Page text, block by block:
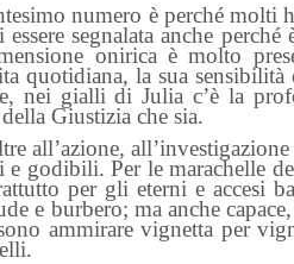
numero è perché molti
essere segnalata anche
onirica è molto
quotidiana, la sua
nei gialli di Julia c’è la
Giustizia che sia.
all’azione,
e godibili. Per le marachelle
per gli eterni e accesi
e burbero; ma anche
ammirare vignetta per